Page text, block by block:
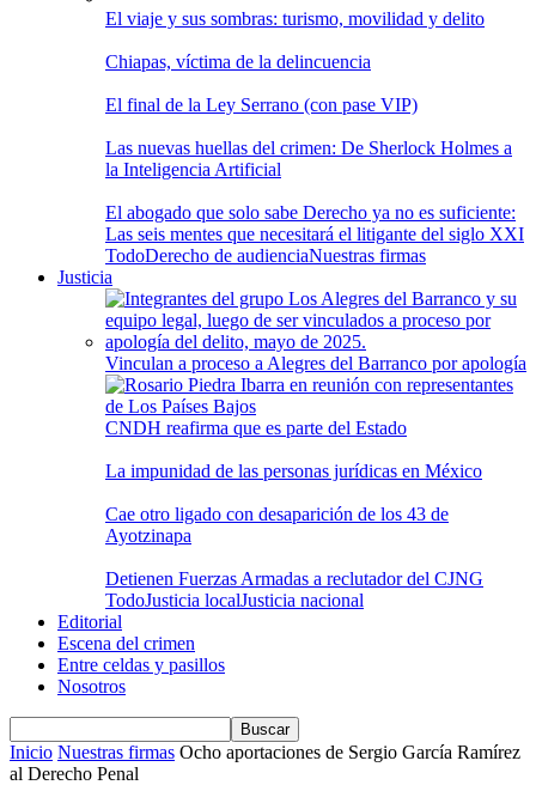
El viaje y sus sombras: turismo, movilidad y delito
Chiapas, víctima de la delincuencia
El final de la Ley Serrano (con pase VIP)
Las nuevas huellas del crimen: De Sherlock Holmes a
la Inteligencia Artificial
El abogado que solo sabe Derecho ya no es suficiente:
Las seis mentes que necesitará el litigante del siglo XXI
TodoDerecho de audienciaNuestras firmas
Justicia
Vinculan a proceso a Alegres del Barranco por apología
CNDH reafirma que es parte del Estado
La impunidad de las personas jurídicas en México
Cae otro ligado con desaparición de los 43 de
Ayotzinapa
Detienen Fuerzas Armadas a reclutador del CJNG
TodoJusticia localJusticia nacional
Editorial
Escena del crimen
Entre celdas y pasillos
Nosotros
Inicio Nuestras firmas Ocho aportaciones de Sergio García Ramírez
al Derecho Penal